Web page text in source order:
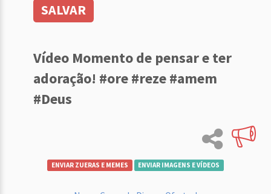
SALVAR
Vídeo Momento de pensar e ter
adoração! #ore #reze #amem
#Deus
ENVIAR ZUERAS E MEMES ENVIAR IMAGENS E VÍDEOS